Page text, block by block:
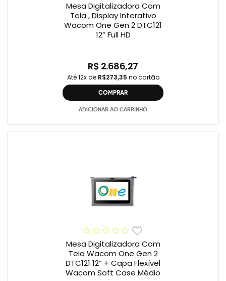
Mesa Digitalizadora Com
Tela , Display Interativo
Wacom One Gen 2 DTC121
12” Full HD
R$ 2.686,27
Até 12x de R$273,35 no cartão
COMPRAR
ADICIONAR AO CARRINHO
Mesa Digitalizadora Com
Tela Wacom One Gen 2
DTC121 12” + Capa Flexível
Wacom Soft Case Médio